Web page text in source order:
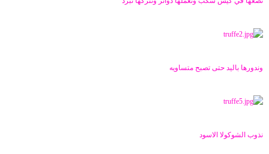
وندورها باليد حتى تصبح متساويه
نذوب الشوكولا الاسود